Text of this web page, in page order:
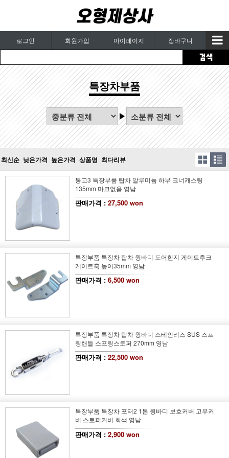
로그인 회원가입 마이페이지 장바구니
특장차부품
최신순 낮은가격 높은가격 상품명 최다리뷰
봉고3 특장부품 탑차 알루미늄 하부 코너캐스팅
135mm 마크없음 영남
판매가격 : 27,500 won
특장부품 특장차 탑차 윙바디 도어힌지 게이트후크
게이트훅 높이35mm 영남
판매가격 : 6,500 won
특장부품 특장차 탑차 윙바디 스테인리스 SUS 스프
링핸들 스프링스토퍼 270mm 영남
판매가격 : 22,500 won
특장부품 특장차 포터2 1톤 윙바디 보호커버 고무커
버 스토퍼커버 회색 영남
판매가격 : 2,900 won